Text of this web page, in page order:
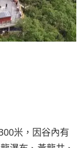
米，因谷內有